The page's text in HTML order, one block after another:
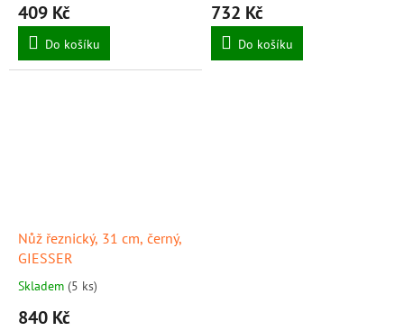
409 Kč
Do košíku
732 Kč
Do košíku
Nůž řeznický, 31 cm, černý,
GIESSER
Skladem (5 ks)
840 Kč